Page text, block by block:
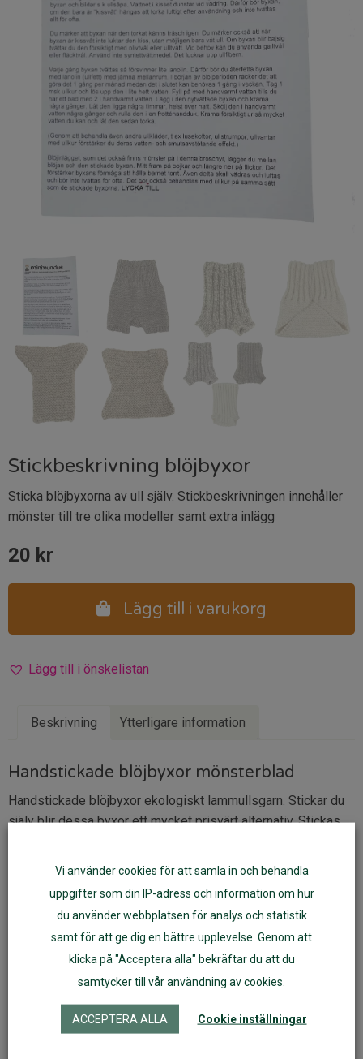
Stickbeskrivning blöjbyxor
Sticka blöjbyxorna av ull själv. Stickbeskrivningen innehåller
mönster till tre olika modeller samt extra inlägg
20 kr
Lägg till i varukorg
Lägg till i önskelistan
Beskrivning Ytterligare information
Handstickade blöjbyxor mönsterblad
Handstickade blöjbyxor ekologiskt lammullsgarn. Stickar du
själv blir dessa byxor ett mycket prisvärt alternativ. Stickas
Mönsterbladet innehåller tre olika byxmodeller samt till
ullinlägg i pojk- och flickmodell.
S (3-7 kg), M (8-10 kg), L (11-15 kg)
Av 1 hg garn kan du sticka en blöjbyxa i kuvertmodell eller
restårstickad i storlek S eller M samt ev ett extra blöjinlägg.
Modellen med ben och storlek L kräver något mer garn.
Vi använder cookies för att samla in och behandla
uppgifter som din IP-adress och information om hur
du använder webbplatsen för analys och statistik
samt för att ge dig en bättre upplevelse. Genom att
klicka på "Acceptera alla" bekräftar du att du
samtycker till vår användning av cookies.
ACCEPTERA ALLA Cookie inställningar